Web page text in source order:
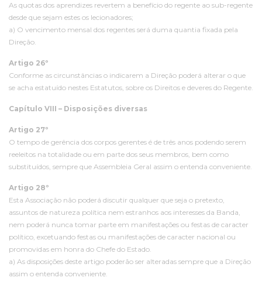
As quotas dos aprendizes revertem a benefício do regente ao sub-regente
desde que sejam estes os lecionadores;
a) O vencimento mensal dos regentes será duma quantia fixada pela
Direção.
Artigo 26º
Conforme as circunstâncias o indicarem a Direção poderá alterar o que
se acha estatuído nestes Estatutos, sobre os Direitos e deveres do Regente.
Capítulo VIII – Disposições diversas
Artigo 27º
O tempo de gerência dos corpos gerentes é de três anos podendo serem
reeleitos na totalidade ou em parte dos seus membros, bem como
substituídos, sempre que Assembleia Geral assim o entenda conveniente.
Artigo 28º
Esta Associação não poderá discutir qualquer que seja o pretexto,
assuntos de natureza política nem estranhos aos interesses da Banda,
nem poderá nunca tomar parte em manifestações ou festas de caracter
político, excetuando festas ou manifestações de caracter nacional ou
promovidas em honra do Chefe do Estado.
a) As disposições deste artigo poderão ser alteradas sempre que a Direção
assim o entenda conveniente.